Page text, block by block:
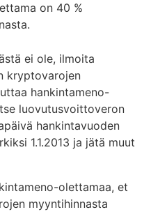
on 40 %
ei ole, ilmoita
kryptovarojen
hankintameno-
luovutusvoittoveron
hankintavuoden
1.1.2013 ja jätä muut
olettamaa, et
myyntihinnasta